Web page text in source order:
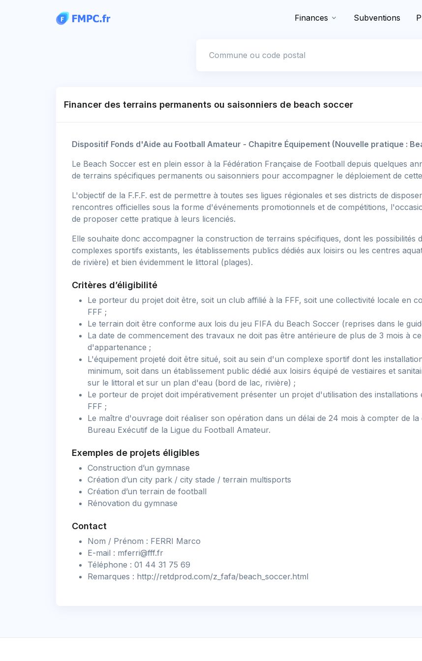
Finances Subventions
Financer des terrains permanents ou saisonniers de beach soccer
Dispositif Fonds d'Aide au Football Amateur - Chapitre Équipement (Nouvelle pratique :
Le Beach Soccer est en plein essor à la Fédération Française de Football depuis quelques
de terrains spécifiques permanents ou saisonniers pour accompagner le déploiement de
L'objectif de la F.F.F. est de permettre à toutes ses ligues régionales et ses districts de
rencontres officielles sous la forme d'événements promotionnels et de compétitions,
de proposer cette pratique à leurs licenciés.
Elle souhaite donc accompagner la construction de terrains spécifiques, dont les possibilités
complexes sportifs existants, les établissements publics dédiés aux loisirs ou les centres
de rivière) et bien évidemment le littoral (plages).
Critères d’éligibilité
Le porteur du projet doit être, soit un club affilié à la FFF, soit une collectivité locale en
FFF ;
Le terrain doit être conforme aux lois du jeu FIFA du Beach Soccer (reprises dans le
La date de commencement des travaux ne doit pas être antérieure de plus de 3 mois à
d'appartenance ;
L'équipement projeté doit être situé, soit au sein d'un complexe sportif dont les
minimum, soit dans un établissement public dédié aux loisirs équipé de vestiaires et
sur le littoral et sur un plan d'eau (bord de lac, rivière) ;
Le porteur de projet doit impérativement présenter un projet d'utilisation des installations
FFF ;
Le maître d'ouvrage doit réaliser son opération dans un délai de 24 mois à compter de
Bureau Exécutif de la Ligue du Football Amateur.
Exemples de projets éligibles
Construction d’un gymnase
Création d’un city park / city stade / terrain multisports
Création d’un terrain de football
Rénovation du gymnase
Contact
Nom / Prénom : FERRI Marco
E-mail : mferri@fff.fr
Téléphone : 01 44 31 75 69
Remarques : http://retdprod.com/z_fafa/beach_soccer.html